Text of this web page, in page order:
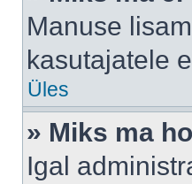
Manuse
kasutajatele
Üles
» Miks ma
Igal